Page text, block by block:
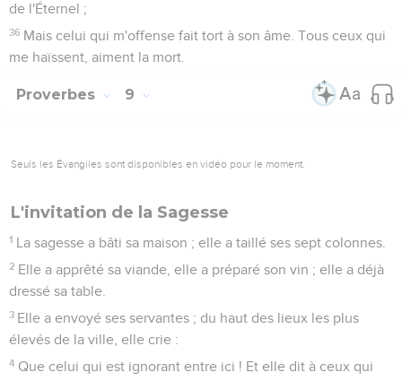
de l'Éternel ;
36 Mais celui qui m'offense fait tort à son âme. Tous ceux qui
me haïssent, aiment la mort.
Proverbes 9
Seuls les Évangiles sont disponibles en vidéo pour le moment.
L'invitation de la Sagesse
1 La sagesse a bâti sa maison ; elle a taillé ses sept colonnes.
2 Elle a apprêté sa viande, elle a préparé son vin ; elle a déjà
dressé sa table.
3 Elle a envoyé ses servantes ; du haut des lieux les plus
élevés de la ville, elle crie :
4 Que celui qui est ignorant entre ici ! Et elle dit à ceux qui